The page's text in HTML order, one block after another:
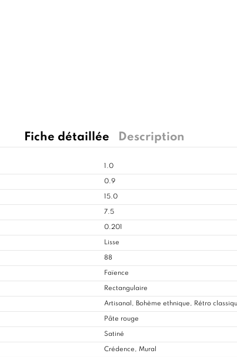
Fiche détaillée Description
1.0
0.9
15.0
7.5
0.201
Lisse
88
Faïence
Rectangulaire
Artisanal, Bohème ethnique, Rétro
Pâte rouge
Satiné
Crédence, Mural